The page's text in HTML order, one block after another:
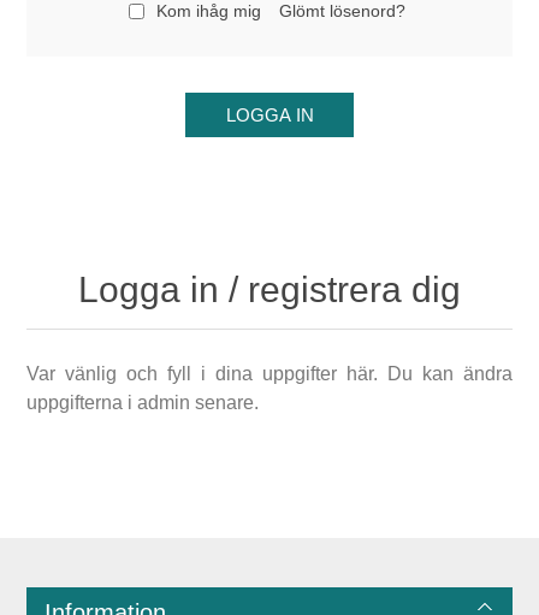
Kom ihåg mig Glömt lösenord?
Logga in / registrera dig
Var vänlig och fyll i dina uppgifter här. Du kan ändra
uppgifterna i admin senare.